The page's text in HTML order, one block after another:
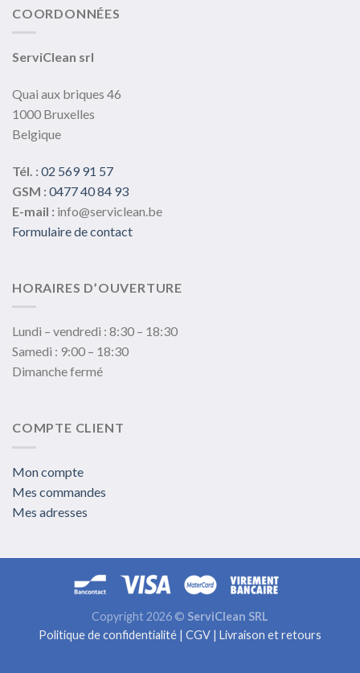
COORDONNÉES
ServiClean srl
Quai aux briques 46
1000 Bruxelles
Belgique
Tél. : 02 569 91 57
GSM : 0477 40 84 93
E-mail : info@serviclean.be
Formulaire de contact
HORAIRES D’OUVERTURE
Lundi – vendredi : 8:30 – 18:30
Samedi : 9:00 – 18:30
Dimanche fermé
COMPTE CLIENT
Mon compte
Mes commandes
Mes adresses
Copyright 2026 © ServiClean SRL
Politique de confidentialité | CGV | Livraison et retours